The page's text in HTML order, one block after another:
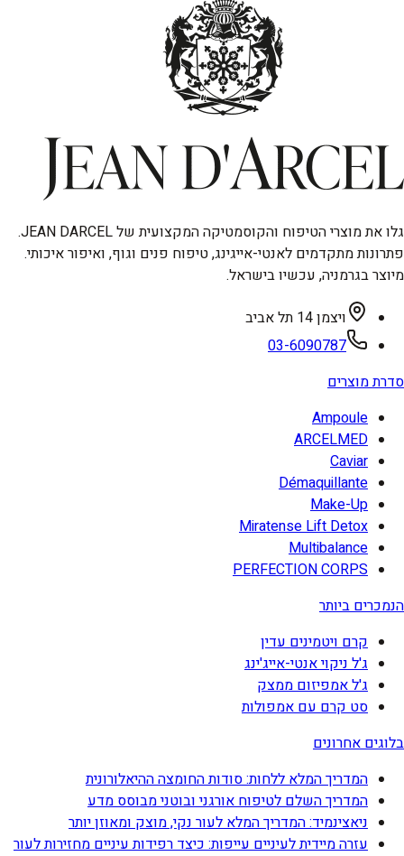
גלו את מוצרי הטיפוח והקוסמטיקה המקצועית של JEAN DARCEL.
פתרונות מתקדמים לאנטי-אייגינג, טיפוח פנים וגוף, ואיפור איכותי.
מיוצר בגרמניה, עכשיו בישראל.
ויצמן 14 תל אביב
03-6090787
סדרת מוצרים
Ampoule
ARCELMED
Caviar
Démaquillante
Make-Up
Miratense Lift Detox
Multibalance
PERFECTION CORPS
הנמכרים ביותר
קרם ויטמינים עדין
ג'ל ניקוי אנטי-אייג'ינג
ג'ל אמפיזום ממצק
סט קרם עם אמפולות
בלוגים אחרונים
המדריך המלא ללחות: סודות החומצה ההיאלורונית
המדריך השלם לטיפוח אורגני ובוטני מבוסס מדע
ניאצינמיד: המדריך המלא לעור נקי, מוצק ומאוזן יותר
עזרה מיידית לעיניים עייפות: כיצד רפידות עיניים מחזירות לעור